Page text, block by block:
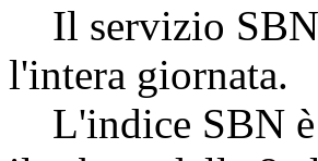
Il servizio
l'intera giornata.
L'indice SBN è